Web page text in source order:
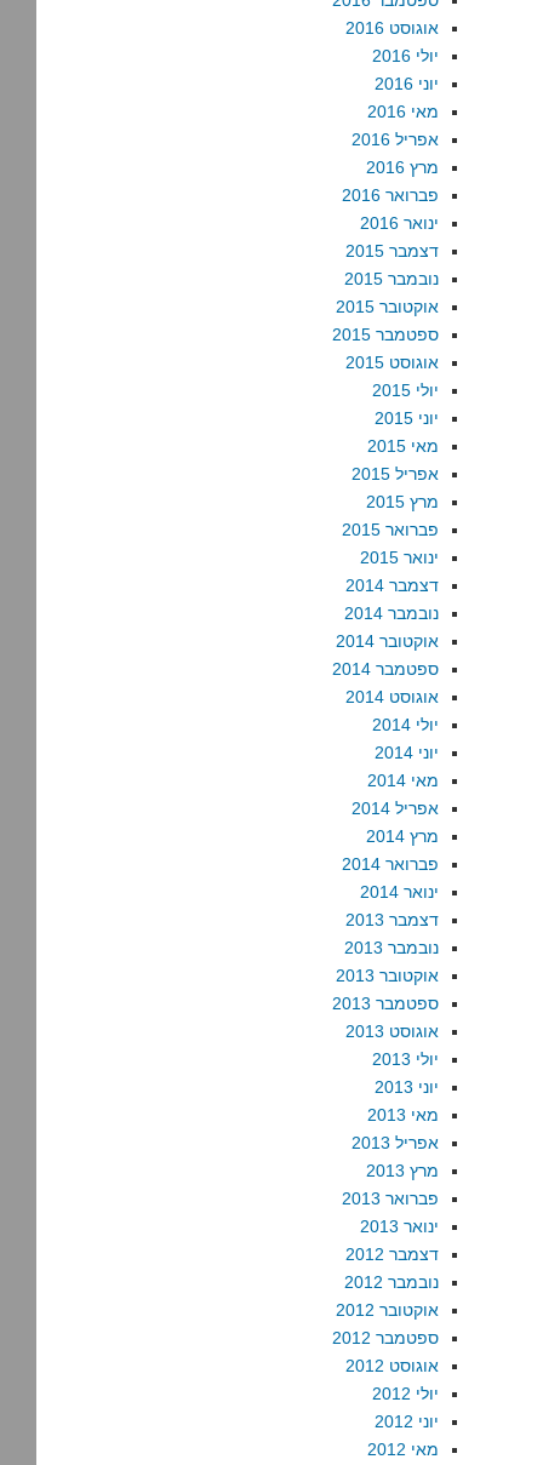
אוגוסט 2016
יולי 2016
יוני 2016
מאי 2016
אפריל 2016
מרץ 2016
פברואר 2016
ינואר 2016
דצמבר 2015
נובמבר 2015
אוקטובר 2015
ספטמבר 2015
אוגוסט 2015
יולי 2015
יוני 2015
מאי 2015
אפריל 2015
מרץ 2015
פברואר 2015
ינואר 2015
דצמבר 2014
נובמבר 2014
אוקטובר 2014
ספטמבר 2014
אוגוסט 2014
יולי 2014
יוני 2014
מאי 2014
אפריל 2014
מרץ 2014
פברואר 2014
ינואר 2014
דצמבר 2013
נובמבר 2013
אוקטובר 2013
ספטמבר 2013
אוגוסט 2013
יולי 2013
יוני 2013
מאי 2013
אפריל 2013
מרץ 2013
פברואר 2013
ינואר 2013
דצמבר 2012
נובמבר 2012
אוקטובר 2012
ספטמבר 2012
אוגוסט 2012
יולי 2012
יוני 2012
מאי 2012